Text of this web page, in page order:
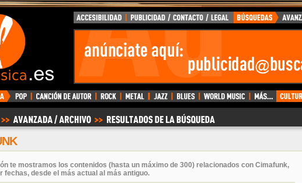
te mostramos los contenidos (hasta un máximo de 300) relacionados con Cimafunk,
fechas, desde el más actual al más antiguo.